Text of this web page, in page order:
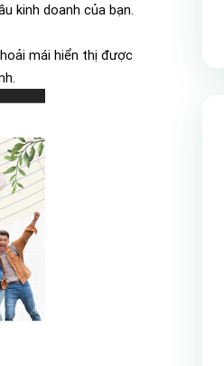
kinh doanh của bạn.
mái hiển thị được